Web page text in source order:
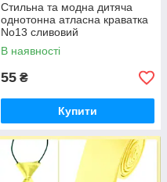
Стильна та модна дитяча
однотонна атласна краватка
No13 сливовий
В наявності
55 ₴
Купити